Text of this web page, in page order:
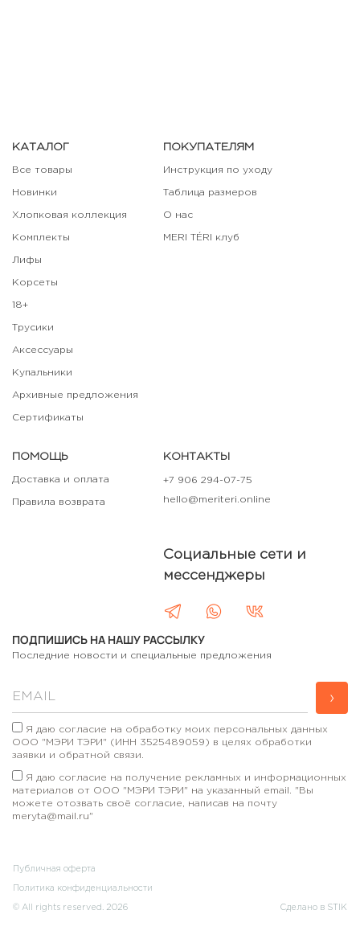
КАТАЛОГ
Все товары
Новинки
Хлопковая коллекция
Комплекты
Лифы
Корсеты
18+
Трусики
Аксессуары
Купальники
Архивные предложения
Сертификаты
ПОКУПАТЕЛЯМ
Инструкция по уходу
Таблица размеров
О нас
MERI TÉRI клуб
ПОМОЩЬ
Доставка и оплата
Правила возврата
КОНТАКТЫ
+7 906 294-07-75
hello@meriteri.online
Социальные сети и
мессенджеры
ПОДПИШИСЬ НА НАШУ РАССЫЛКУ
Последние новости и специальные предложения
›
Я даю согласие на обработку моих персональных данных
ООО "МЭРИ ТЭРИ" (ИНН 3525489059) в целях обработки
заявки и обратной связи.
Я даю согласие на получение рекламных и информационных
материалов от ООО "МЭРИ ТЭРИ" на указанный email. "Вы
можете отозвать своё согласие, написав на почту
meryta@mail.ru"
Публичная оферта
Политика конфиденциальности
© All rights reserved. 2026 Сделано в STIK